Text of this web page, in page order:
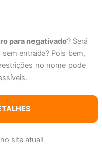
para negativado? Será
entrada? Pois bem,
no nome pode
site atual!